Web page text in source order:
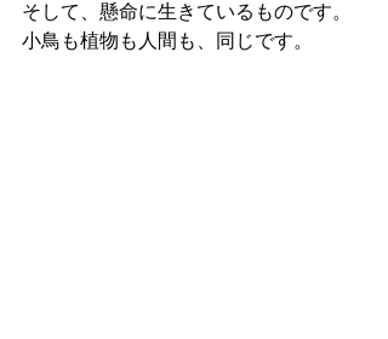
そして、懸命に生きているものです。
小鳥も植物も人間も、同じです。